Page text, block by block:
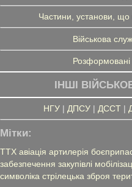
Частини, установи,
Військова
Розформовані
ІНШІ
НГУ| ДПСУ| ДССТ|
Мітки:
ТТХ авіація артилерія
забезпечення закупівлі
символіка стрілецька зброя